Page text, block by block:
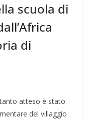
scuola di
di
atteso è stato
del villaggio